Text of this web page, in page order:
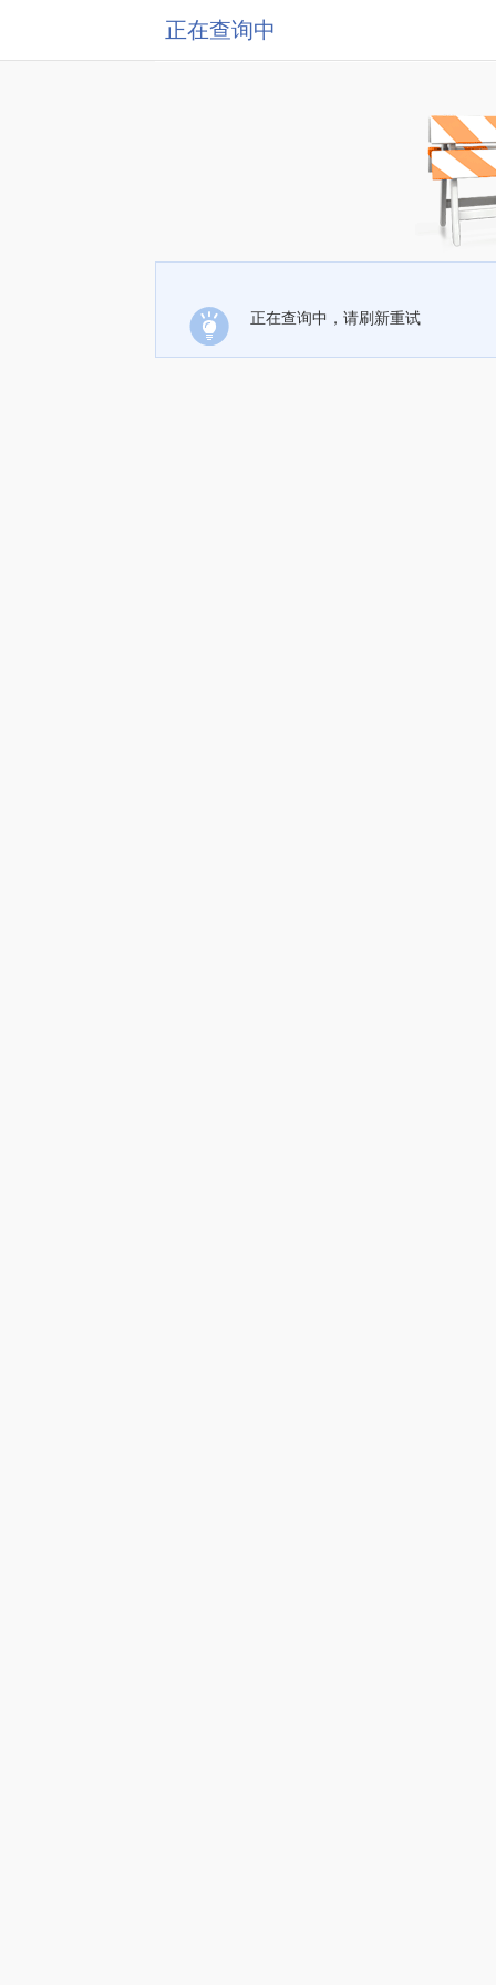
正在查询中
正在查询中，请刷新重试